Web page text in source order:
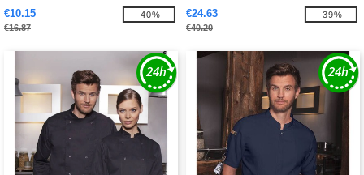
€10.15
€16.87
-40%
€24.63
€40.20
-39%